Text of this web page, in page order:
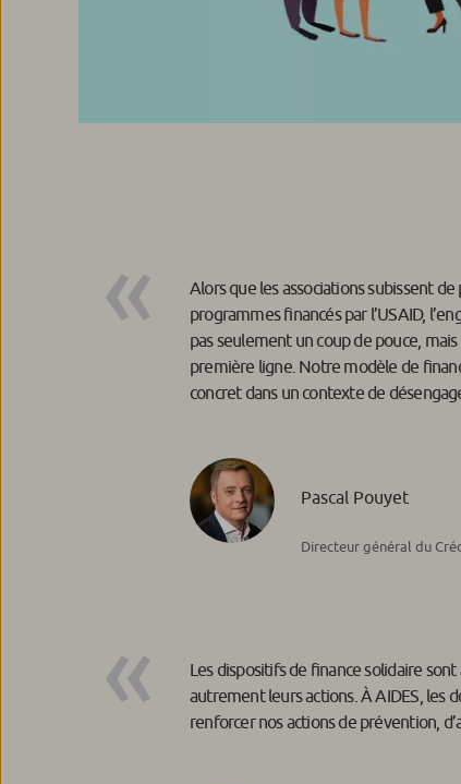
Alors que les associations subissent
programmes financés par l’USAID,
pas seulement un coup de pouce,
première ligne. Notre modèle de
concret dans un contexte de
Pascal Pouyet
Directeur général du
Les dispositifs de finance solidaire
autrement leurs actions. À AIDES, les
renforcer nos actions de prévention,